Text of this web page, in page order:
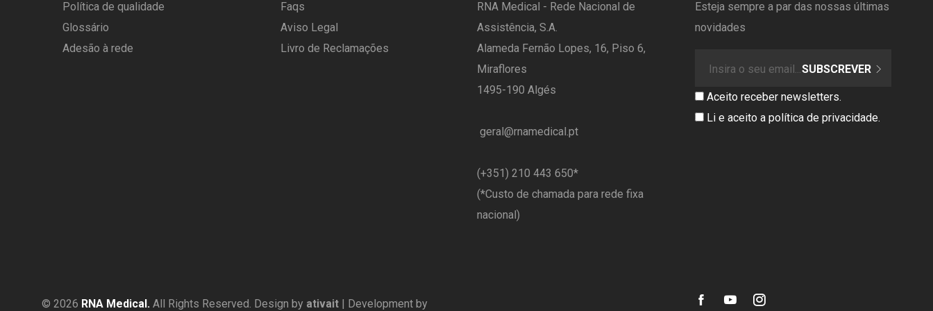
Política de qualidade
Glossário
Adesão à rede
Faqs
Aviso Legal
Livro de Reclamações
RNA Medical - Rede Nacional de
Assistência, S.A.
Alameda Fernão Lopes, 16, Piso 6,
Miraflores
1495-190 Algés
geral@rnamedical.pt
​(+351) 210 443 650*
(*Custo de chamada para rede fixa
nacional)
Esteja sempre a par das nossas últimas
novidades
Aceito receber newsletters.
Li e aceito a política de privacidade.
SUBSCREVER
© 2026 RNA Medical. All Rights Reserved. Design by ativait | Development by facebookyoutubeinstagram